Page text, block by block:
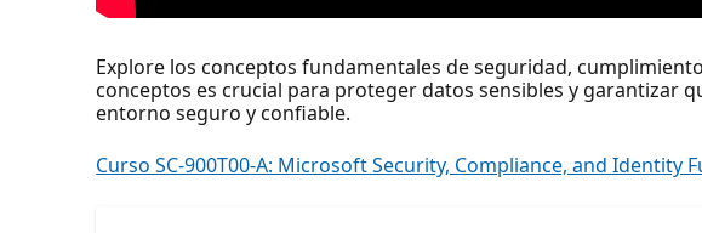
Explore los conceptos fundamentales de seguridad,
conceptos es crucial para proteger datos sensibles y garantizar
entorno seguro y confiable.
Curso SC-900T00-A: Microsoft Security, Compliance, and Identity